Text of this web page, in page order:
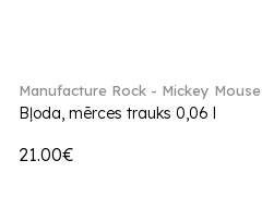
Manufacture Rock - Mickey Mouse
Bļoda, mērces trauks 0,06 l
21.00€